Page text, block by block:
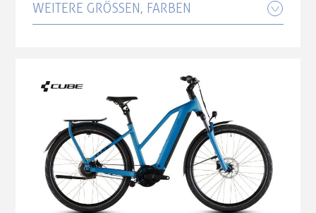
WEITERE GRÖSSEN, FARBEN
cm
3.799,00 CHF
Cube Kathmandu Hybrid Comfort Pro
800 azure'n'black Größe: Trapeze 58
cm